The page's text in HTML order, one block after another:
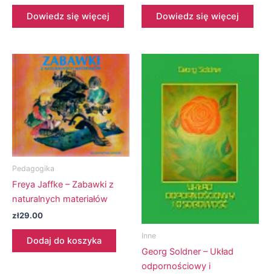
Dowiedz się więcej Dowiedz się więcej
Pedagogika
Freya Jaffke – Zabawki z
naturalnych materiałów
zł29.00
Dodaj do koszyka
Inne
Georg Soldner – Układ
odpornościowy i